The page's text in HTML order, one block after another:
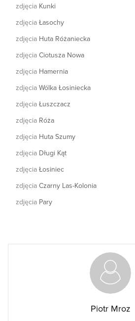
zdjęcia Kunki
zdjęcia Łasochy
zdjęcia Huta Różaniecka
zdjęcia Ciotusza Nowa
zdjęcia Hamernia
zdjęcia Wólka Łosiniecka
zdjęcia Łuszczacz
zdjęcia Róża
zdjęcia Huta Szumy
zdjęcia Długi Kąt
zdjęcia Łosiniec
zdjęcia Czarny Las-Kolonia
zdjęcia Pary
Piotr Mroz